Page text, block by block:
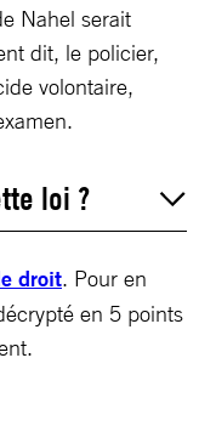
Nahel serait
dit, le policier,
volontaire,
loi ?
droit. Pour en
en 5 points